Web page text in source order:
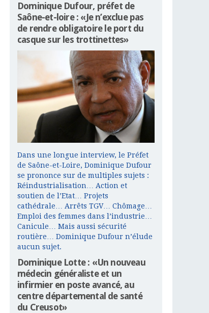
Dominique Dufour, préfet de
Saône-et-loire : «Je n’exclue pas
de rendre obligatoire le port du
casque sur les trottinettes»
Dans une longue interview, le Préfet
de Saône-et-Loire, Dominique Dufour
se prononce sur de multiples sujets :
Réindustrialisation… Action et
soutien de l’Etat… Projets
cathédrale… Arrêts TGV… Chômage…
Emploi des femmes dans l’industrie…
Canicule… Mais aussi sécurité
routière… Dominique Dufour n’élude
aucun sujet.
Dominique Lotte : «Un nouveau
médecin généraliste et un
infirmier en poste avancé, au
centre départemental de santé
du Creusot»